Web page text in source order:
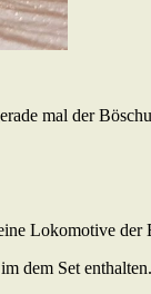
mal der
Lokomotive
dem Set enthalten.